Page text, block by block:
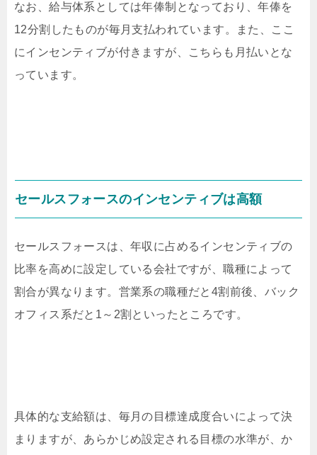
なお、給与体系としては年俸制となっており、年俸を
12分割したものが毎月支払われています。また、ここ
にインセンティブが付きますが、こちらも月払いとな
っています。
セールスフォースのインセンティブは高額
セールスフォースは、年収に占めるインセンティブの
比率を高めに設定している会社ですが、職種によって
割合が異なります。営業系の職種だと4割前後、バック
オフィス系だと1～2割といったところです。
具体的な支給額は、毎月の目標達成度合いによって決
まりますが、あらかじめ設定される目標の水準が、か